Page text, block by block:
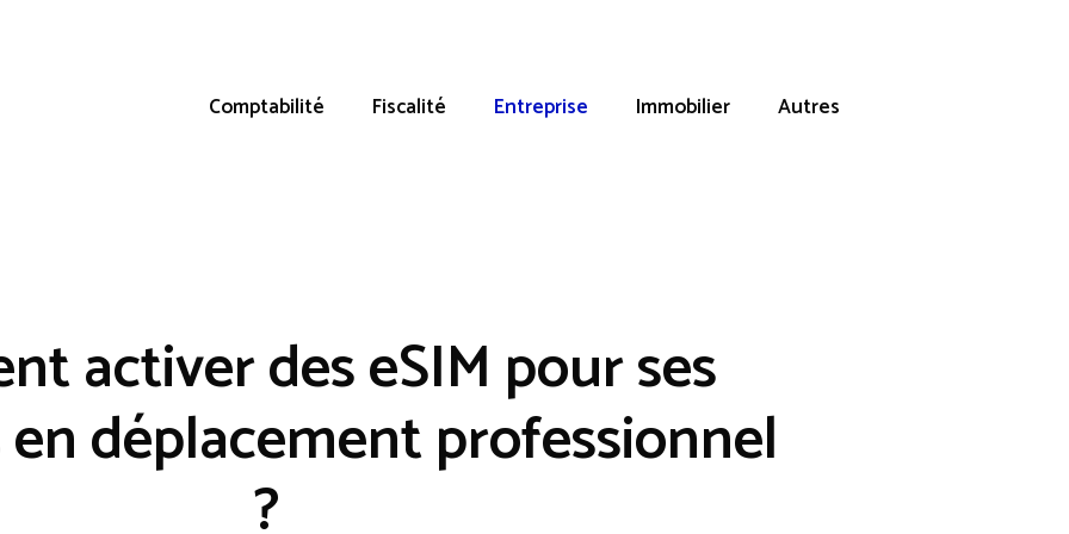
Comptabilité Fiscalité Entreprise Immobilier Autres
activer des eSIM pour ses
déplacement professionnel
?